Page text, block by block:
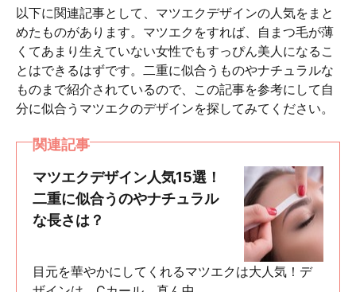
以下に関連記事として、マツエクデザインの人気をまと
めたものがあります。マツエクをすれば、自まつ毛が薄
くてあまり生えていない女性でもすっぴん美人になるこ
とはできるはずです。二重に似合うものやナチュラルな
ものまで紹介されているので、この記事を参考にして自
分に似合うマツエクのデザインを探してみてください。
関連記事
マツエクデザイン人気15選！
二重に似合うのやナチュラル
な長さは？
目元を華やかにしてくれるマツエクは大人気！デ